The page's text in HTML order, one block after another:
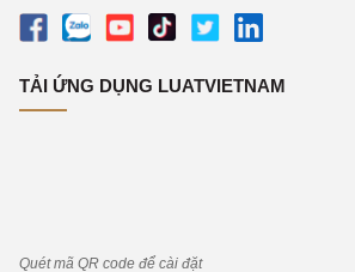
TẢI ỨNG DỤNG LUATVIETNAM
Quét mã QR code để cài đặt